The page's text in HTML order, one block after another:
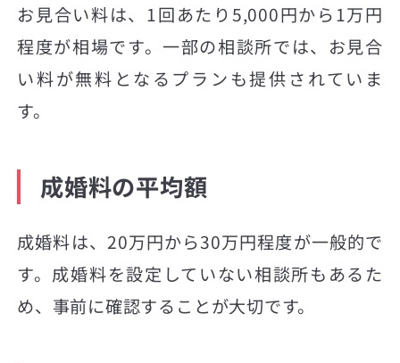
お見合い料は、1回あたり5,000円から1万円
程度が相場です。一部の相談所では、お見合
い料が無料となるプランも提供されていま
す。
成婚料の平均額
成婚料は、20万円から30万円程度が一般的で
す。成婚料を設定していない相談所もあるた
め、事前に確認することが大切です。